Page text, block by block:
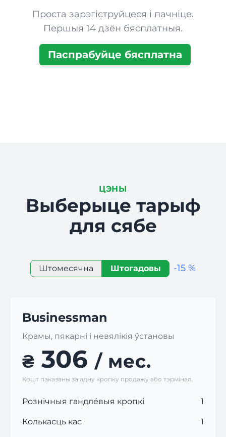
Проста зарэгіструйцеся і пачніце.
Першыя 14 дзён бясплатныя.
Паспрабуйце бясплатна
ЦЭНЫ
Выберыце тарыф
для сябе
Штомесячна Штогадовы -15 %
Businessman
Крамы, пякарні і невялікія ўстановы
₴ 306 / мес.
Кошт паказаны за адну кропку продажу або тэрмінал.
Рознічныя гандлёвыя кропкі 1
Колькасць кас 1